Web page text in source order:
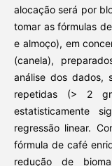
alocação será por
tomar as fórmulas
e almoço), em
(canela),
análise dos dados,
repetidas (> 2
estatisticamente
regressão linear.
fórmula de café
redução de